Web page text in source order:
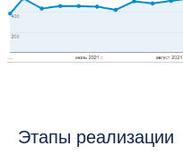
Этапы реализации